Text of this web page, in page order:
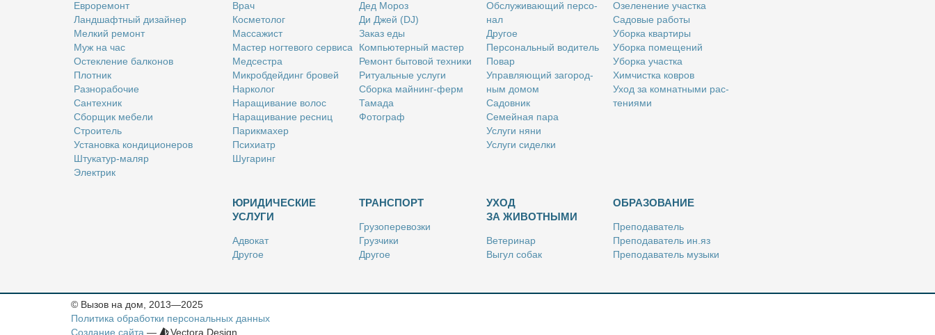
Ев­ро­ре­монт
Ланд­шафт­ный ди­зай­нер
Мел­кий ре­монт
Муж на час
Остек­ле­ние бал­ко­нов
Плот­ник
Раз­но­ра­бо­чие
Сан­тех­ник
Сбор­щик ме­бе­ли
Стро­и­тель
Уста­нов­ка кон­ди­ци­о­не­ров
Шту­ка­тур-ма­ляр
Элек­трик
Врач
Кос­ме­то­лог
Мас­са­жист
Ма­стер ног­те­во­го сер­ви­са
Мед­сест­ра
Мик­роб­дей­динг бро­вей
Нар­ко­лог
На­ра­щи­ва­ние во­лос
На­ра­щи­ва­ние рес­ниц
Па­рик­махер
Пси­хи­атр
Шу­га­ринг
Дед Мо­роз
Ди Джей (DJ)
За­каз еды
Ком­пью­тер­ный ма­стер
Ре­монт бы­то­вой тех­ни­ки
Ри­ту­аль­ные услу­ги
Сбор­ка май­нинг-ферм
Та­ма­да
Фо­то­граф
Об­слу­жи­ва­ю­щий пер­со­
нал
Дру­гое
Пер­со­наль­ный во­ди­тель
По­вар
Управ­ля­ю­щий за­го­род­
ным до­мом
Са­дов­ник
Се­мей­ная па­ра
Услу­ги ня­ни
Услу­ги си­дел­ки
Озе­ле­не­ние участ­ка
Са­до­вые ра­бо­ты
Убор­ка квар­ти­ры
Убор­ка по­ме­ще­ний
Убор­ка участ­ка
Хим­чист­ка ков­ров
Уход за ком­нат­ны­ми рас­
те­ни­я­ми
ЮРИДИЧЕСКИЕ
УСЛУГИ
Адво­кат
Дру­гое
Ри­эл­тор
Юрист
ТРАНСПОРТ
Гру­зо­пе­ре­воз­ки
Груз­чи­ки
Дру­гое
Так­си
УХОД
ЗА ЖИВОТНЫМИ
Ве­те­ри­нар
Вы­гул со­бак
Стриж­ка жи­вот­ных
ОБРАЗОВАНИЕ
Пре­по­да­ва­тель
Пре­по­да­ва­тель ин.яз
Пре­по­да­ва­тель му­зы­ки
© Вызов на дом, 2013—2025
Политика обработки персональных данных
Создание сайта — Vectora Design